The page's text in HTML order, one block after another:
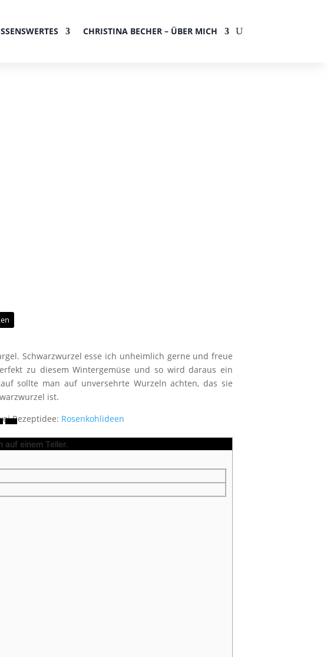
CHRISTINA BECHER – ÜBER MICH
Schwarzwurzel esse ich unheimlich gerne und freue
zu diesem Wintergemüse und so wird daraus ein
sollte man auf unversehrte Wurzeln achten, das sie
ist.
Rezeptidee: Rosenkohlideen